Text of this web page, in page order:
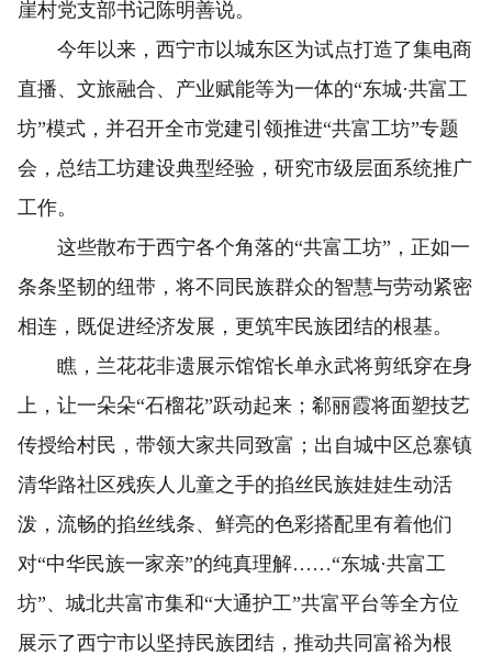
崖村党支部书记陈明善说。
今年以来，西宁市以城东区为试点打造了集电商
直播、文旅融合、产业赋能等为一体的“东城·共富工
坊”模式，并召开全市党建引领推进“共富工坊”专题
会，总结工坊建设典型经验，研究市级层面系统推广
工作。
这些散布于西宁各个角落的“共富工坊”，正如一
条条坚韧的纽带，将不同民族群众的智慧与劳动紧密
相连，既促进经济发展，更筑牢民族团结的根基。
瞧，兰花花非遗展示馆馆长单永武将剪纸穿在身
上，让一朵朵“石榴花”跃动起来；郗丽霞将面塑技艺
传授给村民，带领大家共同致富；出自城中区总寨镇
清华路社区残疾人儿童之手的掐丝民族娃娃生动活
泼，流畅的掐丝线条、鲜亮的色彩搭配里有着他们
对“中华民族一家亲”的纯真理解……“东城·共富工
坊”、城北共富市集和“大通护工”共富平台等全方位
展示了西宁市以坚持民族团结，推动共同富裕为根